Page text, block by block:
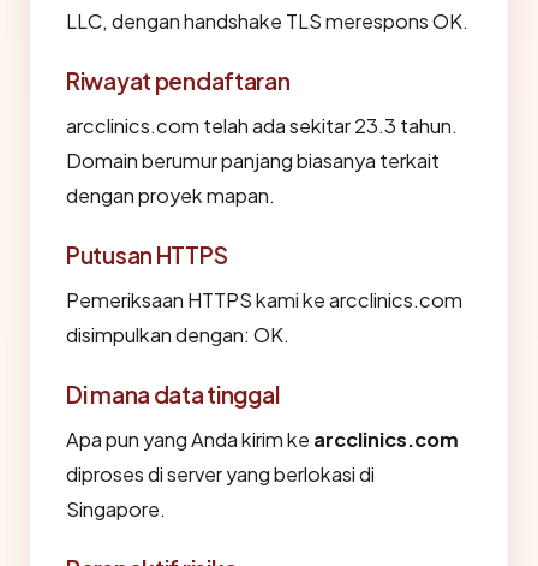
LLC, dengan handshake TLS merespons OK.
Riwayat pendaftaran
arcclinics.com telah ada sekitar 23.3 tahun.
Domain berumur panjang biasanya terkait
dengan proyek mapan.
Putusan HTTPS
Pemeriksaan HTTPS kami ke arcclinics.com
disimpulkan dengan: OK.
Di mana data tinggal
Apa pun yang Anda kirim ke arcclinics.com
diproses di server yang berlokasi di
Singapore.